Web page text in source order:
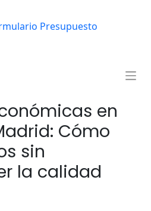
en
Cómo
sin
la calidad